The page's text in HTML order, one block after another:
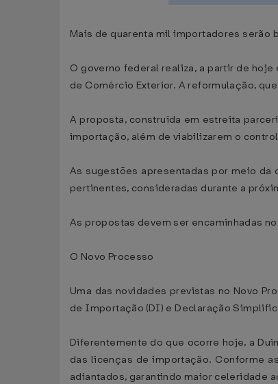
Mais de quarenta mil importadores serão
O governo federal realiza, a partir de
de Comércio Exterior. A reformulação,
A proposta, construída em estreita
importação, além de viabilizarem o
As sugestões apresentadas por meio da
pertinentes, consideradas durante a
As propostas devem ser encaminhadas
O Novo Processo
Uma das novidades previstas no Novo
de Importação (DI) e Declaração
Diferentemente do que ocorre hoje, a
das licenças de importação. Conforme
adiantados, garantindo maior celeridade